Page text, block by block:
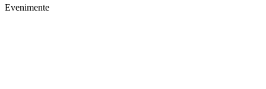
Evenimente